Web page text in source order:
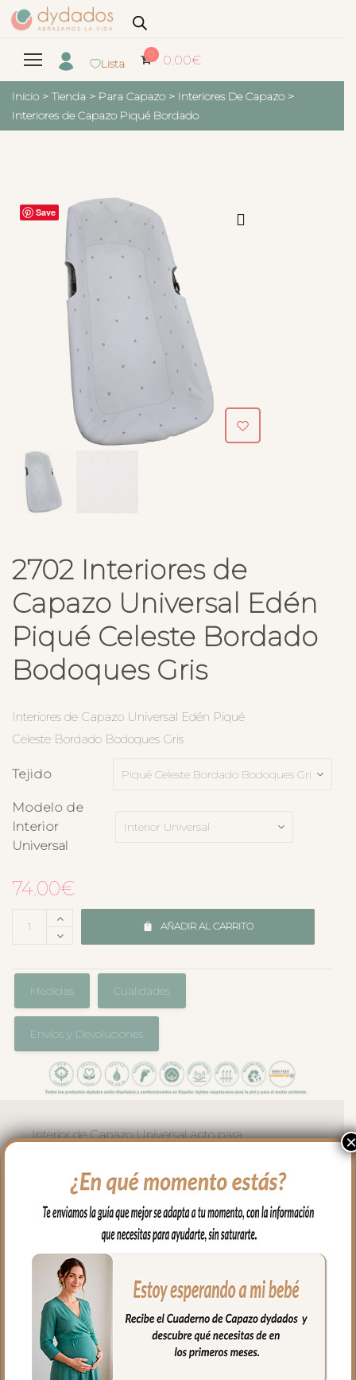
Lista
0 0.00€
Inicio > Tienda > Para Capazo > Interiores De Capazo >
Interiores de Capazo Piqué Bordado
Save
2702 Interiores de
Capazo Universal Edén
Piqué Celeste Bordado
Bodoques Gris
Interiores de Capazo Universal Edén Piqué
Celeste Bordado Bodoques Gris
Tejido
Modelo de
Interior
Universal
74.00€
AÑADIR AL CARRITO
Medidas Cualidades
Envíos y Devoluciones
Interior de Capazo Universal apto para
capota unida al capazo mediante
Vuelve el borde del todo el capazo y se
ajusta con goma.
En la zona del asa de la capota con tiras
para ajustar bien.
Este interior en tejido piqué bordado; un
piqué de algodón. no lleva relleno y lo
puedes usar con el colchón arriba o con
×